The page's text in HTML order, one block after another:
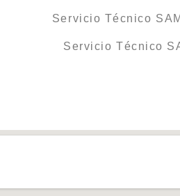
Servicio Técnico
Servicio Técnico